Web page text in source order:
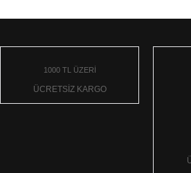
1000 TL ÜZERİ
ÜCRETSİZ KARGO